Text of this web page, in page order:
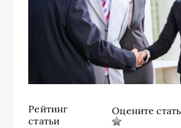
Рейтинг
статьи
Оцените